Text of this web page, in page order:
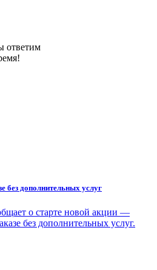
ответим
без дополнительных услуг
о старте новой акции —
без дополнительных услуг.